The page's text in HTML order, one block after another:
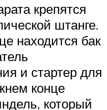
крепятся
штанге.
находится бак
и стартер для
конце
который